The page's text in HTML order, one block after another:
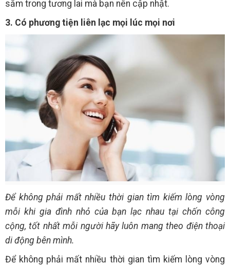
sắm trong tương lai mà bạn nên cập nhật.
3. Có phương tiện liên lạc mọi lúc mọi nơi
Để không phải mất nhiều thời gian tìm kiếm lòng vòng
mỗi khi gia đình nhỏ của bạn lạc nhau tại chốn công
cộng, tốt nhất mỗi người hãy luôn mang theo điện thoại
di động bên mình.
Để không phải mất nhiều thời gian tìm kiếm lòng vòng